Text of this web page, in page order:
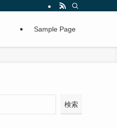
Sample Page
検索